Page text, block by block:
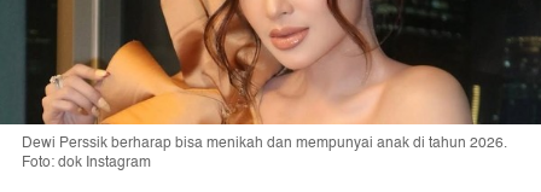
Dewi Perssik berharap bisa menikah dan mempunyai anak di tahun 2026.
Foto: dok Instagram